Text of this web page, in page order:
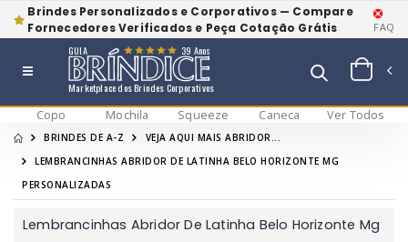
Brindes Personalizados e Corporativos — Compare
Fornecedores Verificados e Peça Cotação Grátis
FAQ
Marketplace dos Brindes Corporativos
GUIA 39 Anos
Copo Mochila Squeeze Caneca Ver Todos
BRINDES DE A-Z
VEJA AQUI MAIS ABRIDOR...
LEMBRANCINHAS ABRIDOR DE LATINHA BELO HORIZONTE MG
PERSONALIZADAS
Lembrancinhas Abridor De Latinha Belo Horizonte Mg